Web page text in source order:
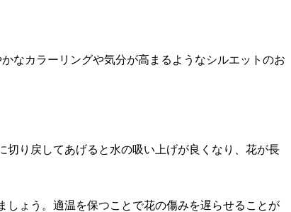
なカラーリングや気分が高まるようなシルエットのお
切り戻してあげると水の吸い上げが良くなり、花が長
ょう。適温を保つことで花の傷みを遅らせることが